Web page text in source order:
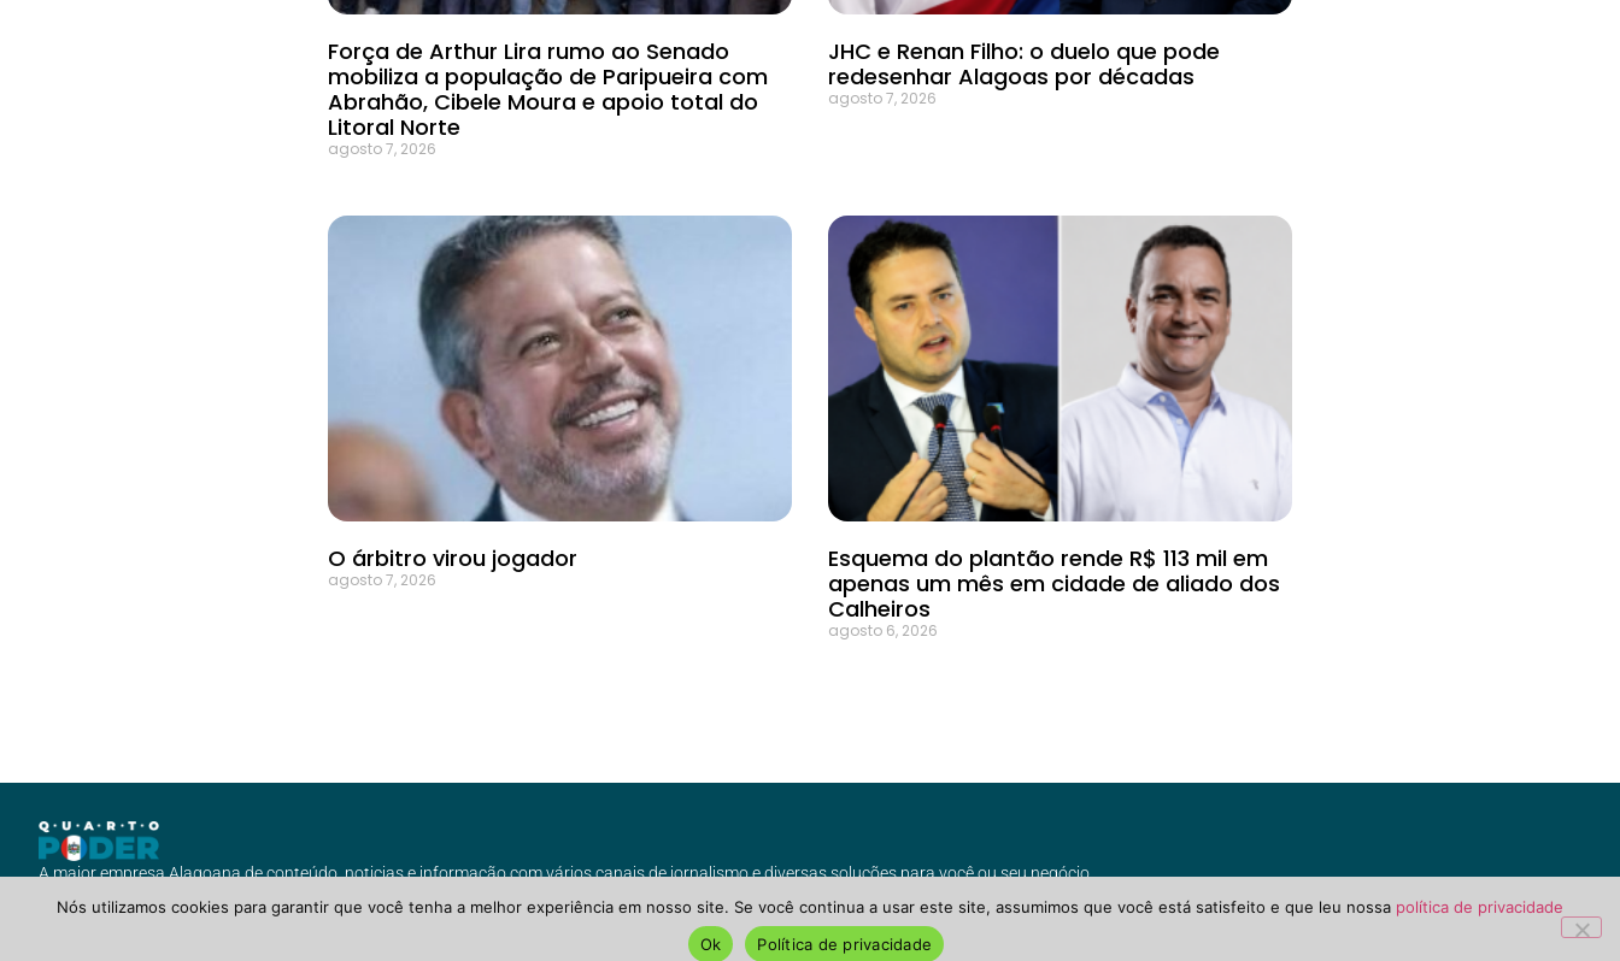
Força de Arthur Lira rumo ao Senado
mobiliza a população de Paripueira com
Abrahão, Cibele Moura e apoio total do
Litoral Norte
agosto 7, 2026
JHC e Renan Filho: o duelo que pode
redesenhar Alagoas por décadas
agosto 7, 2026
O árbitro virou jogador
agosto 7, 2026
Esquema do plantão rende R$ 113 mil em
apenas um mês em cidade de aliado dos
Calheiros
agosto 6, 2026
A maior empresa Alagoana de conteúdo, noticias e informação com vários canais de jornalismo e diversas soluções para você ou seu negócio.
POLÍTICA DE PRIVACIDADE, TERMOS DE USO & COOKIES
Nós utilizamos cookies para garantir que você tenha a melhor experiência em nosso site. Se você continua a usar este site, assumimos que você está satisfeito e que leu nossa política de privacidade
Ok
Política de privacidade